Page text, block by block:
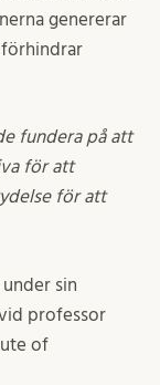
genererar
förhindrar
fundera på att
för att
för att
sin
professor
of